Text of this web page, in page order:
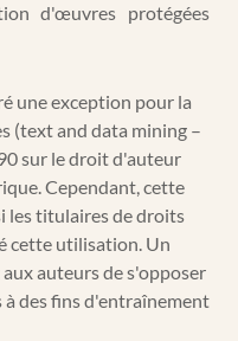
d'œuvres protégées
une exception pour la
(text and data mining –
sur le droit d'auteur
Cependant, cette
les titulaires de droits
cette utilisation. Un
auteurs de s'opposer
des fins d'entraînement